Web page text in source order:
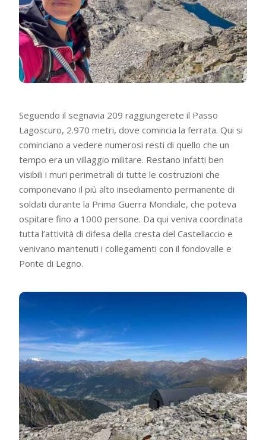
Seguendo il segnavia 209 raggiungerete il Passo
Lagoscuro, 2.970 metri, dove comincia la ferrata. Qui si
cominciano a vedere numerosi resti di quello che un
tempo era un villaggio militare. Restano infatti ben
visibili i muri perimetrali di tutte le costruzioni che
componevano il più alto insediamento permanente di
soldati durante la Prima Guerra Mondiale, che poteva
ospitare fino a 1000 persone. Da qui veniva coordinata
tutta l’attività di difesa della cresta del Castellaccio e
venivano mantenuti i collegamenti con il fondovalle e
Ponte di Legno.